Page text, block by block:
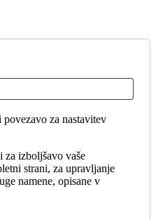
za nastavitev
za izboljšavo vaše
strani, za upravljanje
namene, opisane v